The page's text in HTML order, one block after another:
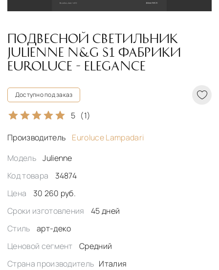
ПОДВЕСНОЙ СВЕТИЛЬНИК
JULIENNE N&G S1 ФАБРИКИ
EUROLUCE - ELEGANCE
Доступно под заказ
5 (1)
Производитель
Euroluce Lampadari
Модель
Julienne
Код товара
34874
Цена
30 260 руб.
Сроки изготовления
45 дней
Стиль
арт-деко
Ценовой сегмент
Средний
Страна производитель Италия